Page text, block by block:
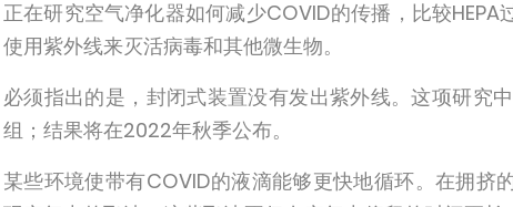
正在研究空气净化器如何减少COVID的传播，比较
使用紫外线来灭活病毒和其他微生物。
必须指出的是，封闭式装置没有发出紫外线。这项研究
组；结果将在2022年秋季公布。
某些环境使带有COVID的液滴能够更快地循环。在拥挤